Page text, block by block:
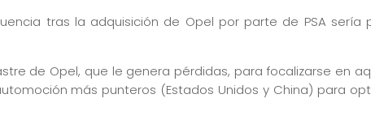
tras la adquisición de Opel por parte de PSA sería
de Opel, que le genera pérdidas, para focalizarse en
más punteros (Estados Unidos y China) para